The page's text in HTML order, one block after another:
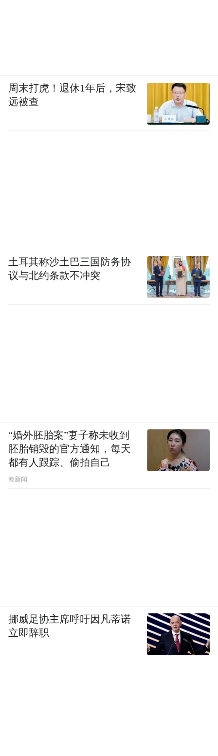
周末打虎！退休1年后，宋致
远被查
土耳其称沙土巴三国防务协
议与北约条款不冲突
“婚外胚胎案”妻子称未收到
胚胎销毁的官方通知，每天
都有人跟踪、偷拍自己
潮新闻
挪威足协主席呼吁因凡蒂诺
立即辞职